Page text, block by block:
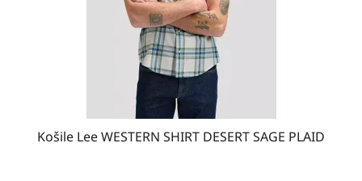
Košile Lee WESTERN SHIRT DESERT SAGE PLAID